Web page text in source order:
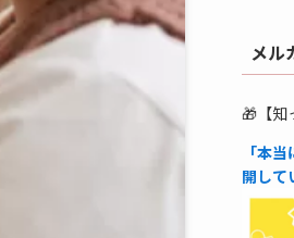
メル
🎁【知
「本
開して